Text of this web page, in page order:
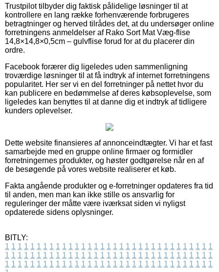
Trustpilot tilbyder dig faktisk pålidelige løsninger til at
kontrollere en lang række forhenværende forbrugeres
betragtninger og herved tilrådes det, at du undersøger online
forretningens anmeldelser af Rako Sort Mat Væg-flise
14,8×14,8×0,5cm – gulvflise forud for at du placerer din
ordre.
Facebook forærer dig ligeledes uden sammenligning
troværdige løsninger til at få indtryk af internet forretningens
popularitet. Her ser vi en del forretninger på nettet hvor du
kan publicere en bedømmelse af deres købsoplevelse, som
ligeledes kan benyttes til at danne dig et indtryk af tidligere
kunders oplevelser.
Dette website finansieres af annonceindtægter. Vi har et fast
samarbejde med en gruppe online firmaer og formidler
forretningernes produkter, og høster godtgørelse når en af
de besøgende på vores website realiserer et køb.
Fakta angående produkter og e-forretninger opdateres fra tid
til anden, men man kan ikke stille os ansvarlig for
reguleringer der måtte være iværksat siden vi nyligst
opdaterede sidens oplysninger.
BITLY:
1 1 1 1 1 1 1 1 1 1 1 1 1 1 1 1 1 1 1 1 1 1 1 1 1 1 1 1 1 1 1 1 1
1 1 1 1 1 1 1 1 1 1 1 1 1 1 1 1 1 1 1 1 1 1 1 1 1 1 1 1 1 1 1 1 1
1 1 1 1 1 1 1 1 1 1 1 1 1 1 1 1 1 1 1 1 1 1 1 1 1 1 1 1 1 1 1 1 1